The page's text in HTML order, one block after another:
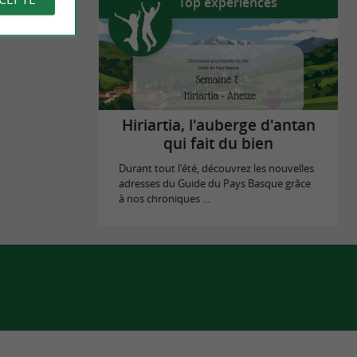
Hiriartia, l'auberge d'antan
qui fait du bien
Durant tout l'été, découvrez les nouvelles
adresses du Guide du Pays Basque grâce
à nos chroniques ...